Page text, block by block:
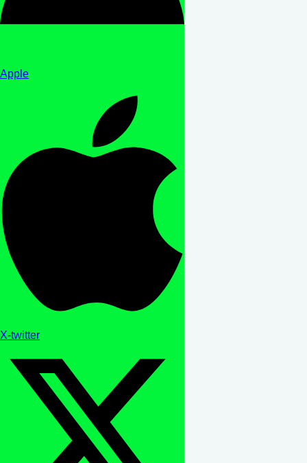
Apple
X-twitter